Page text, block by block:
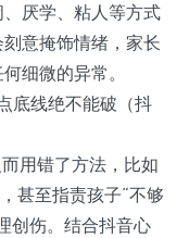
厌学、粘人等方式
意掩饰情绪，家长
细微的异常。
底线绝不能破（抖
用错了方法，比如
甚至指责孩子“不够
创伤。结合抖音心